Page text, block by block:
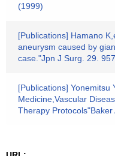
(1999)
[Publications] Hamano
aneurysm caused by
case."Jpn J Surg. 29.
[Publications] Yonemitsu
Medicine,Vascular
Therapy Protocols"Baker